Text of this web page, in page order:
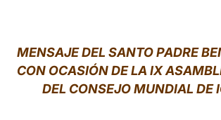
MENSAJE DEL SANTO PADRE
CON OCASIÓN DE LA IX
DEL CONSEJO MUNDIAL DE